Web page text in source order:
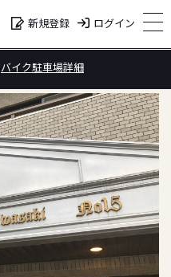
新規登録 ログイン
バイク駐車場詳細